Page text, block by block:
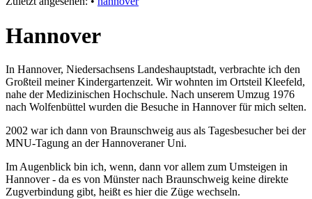
Hannover
In Hannover, Niedersachsens Landeshauptstadt, verbrachte ich den
Großteil meiner Kindergartenzeit. Wir wohnten im Ortsteil Kleefeld,
nahe der Medizinischen Hochschule. Nach unserem Umzug 1976
nach Wolfenbüttel wurden die Besuche in Hannover für mich selten.
2002 war ich dann von Braunschweig aus als Tagesbesucher bei der
MNU-Tagung an der Hannoveraner Uni.
Im Augenblick bin ich, wenn, dann vor allem zum Umsteigen in
Hannover - da es von Münster nach Braunschweig keine direkte
Zugverbindung gibt, heißt es hier die Züge wechseln.